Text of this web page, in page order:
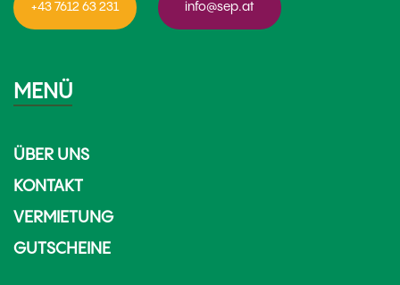
+43 7612 63 231 info@sep.at
MENÜ
ÜBER UNS
KONTAKT
VERMIETUNG
GUTSCHEINE